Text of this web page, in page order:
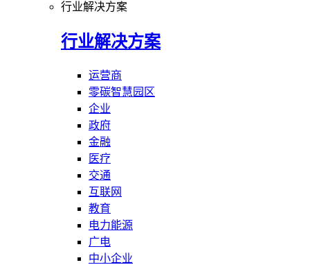
行业解决方案
行业解决方案
运营商
零碳智慧园区
企业
政府
金融
医疗
交通
互联网
教育
电力能源
广电
中小企业